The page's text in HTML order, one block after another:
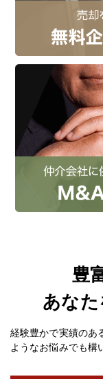
豊
あなた
経験豊かで実績のあ
ようなお悩みでも構